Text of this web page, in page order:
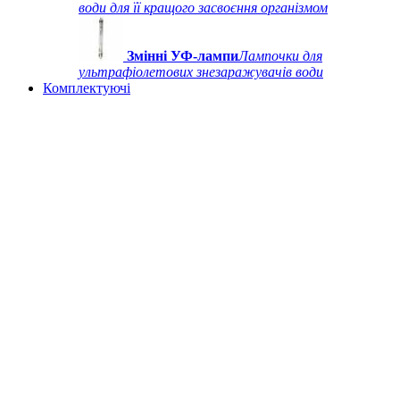
води для її кращого засвоєння організмом
Змінні УФ-лампиЛампочки для
ультрафіолетових знезаражувачів води
Комплектуючі